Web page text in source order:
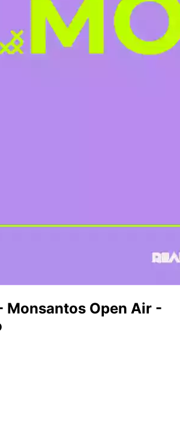
Monsantos Open Air -